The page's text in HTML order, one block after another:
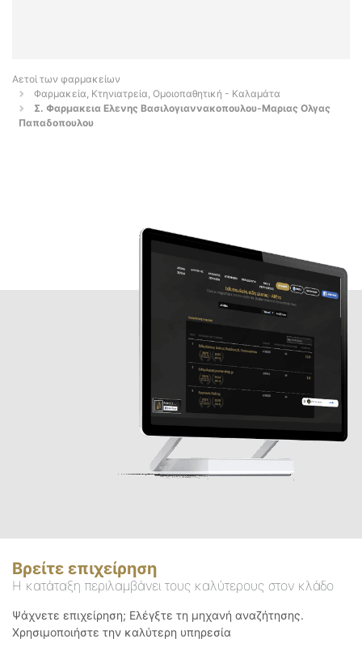
Αετοί των φαρμακείων
Φαρμακεία, Κτηνιατρεία, Ομοιοπαθητική - Καλαμάτα
Σ. Φαρμακεια Ελενης Βασιλογιαννακοπουλου-Μαριας Ολγας
Παπαδοπουλου
Βρείτε επιχείρηση
Η κατάταξη περιλαμβάνει τους καλύτερους στον κλάδο
Ψάχνετε επιχείρηση; Ελέγξτε τη μηχανή αναζήτησης.
Χρησιμοποιήστε την καλύτερη υπηρεσία